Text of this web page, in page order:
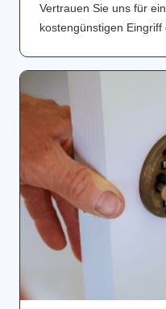
Vertrauen Sie uns für
kostengünstigen